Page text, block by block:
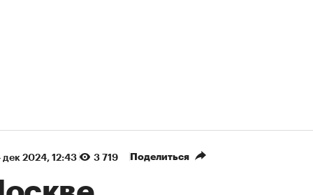
дек 2024, 12:43 3 719 Поделиться